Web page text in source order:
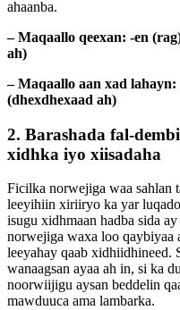
ahaanba.
– Maqaallo qeexan: -en
ah)
– Maqaallo aan xad lahayn:
(dhexdhexaad ah)
2. Barashada fal-
xidhka iyo xiisadaha
Ficilka norwejiga waa sahlan
leeyihiin xiriiryo ka yar
isugu xidhmaan hadba sida
norwejiga waxa loo qaybiyaa
leeyahay qaab xidhiidhineed.
wanaagsan ayaa ah in, si ka
noorwiijigu aysan beddelin
mawduuca ama lambarka.